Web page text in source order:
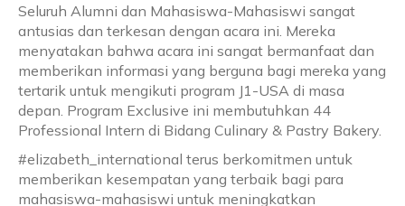
Seluruh Alumni dan Mahasiswa-Mahasiswi sangat
antusias dan terkesan dengan acara ini. Mereka
menyatakan bahwa acara ini sangat bermanfaat dan
memberikan informasi yang berguna bagi mereka yang
tertarik untuk mengikuti program J1-USA di masa
depan. Program Exclusive ini membutuhkan 44
Professional Intern di Bidang Culinary & Pastry Bakery.
#elizabeth_international terus berkomitmen untuk
memberikan kesempatan yang terbaik bagi para
mahasiswa-mahasiswi untuk meningkatkan